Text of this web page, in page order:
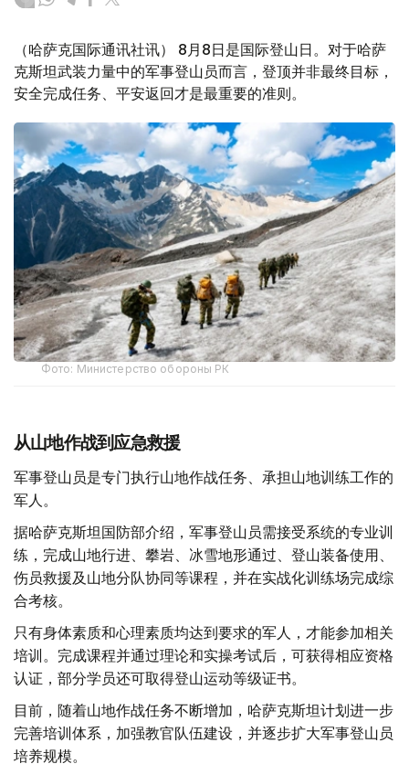
（哈萨克国际通讯社讯） 8月8日是国际登山日。对于哈萨
克斯坦武装力量中的军事登山员而言，登顶并非最终目标，
安全完成任务、平安返回才是最重要的准则。
Фото: Министерство обороны РК
从山地作战到应急救援
军事登山员是专门执行山地作战任务、承担山地训练工作的
军人。
据哈萨克斯坦国防部介绍，军事登山员需接受系统的专业训
练，完成山地行进、攀岩、冰雪地形通过、登山装备使用、
伤员救援及山地分队协同等课程，并在实战化训练场完成综
合考核。
只有身体素质和心理素质均达到要求的军人，才能参加相关
培训。完成课程并通过理论和实操考试后，可获得相应资格
认证，部分学员还可取得登山运动等级证书。
目前，随着山地作战任务不断增加，哈萨克斯坦计划进一步
完善培训体系，加强教官队伍建设，并逐步扩大军事登山员
培养规模。